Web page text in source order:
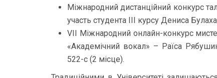
Міжнародний дистанційний конкурс
участь студента ІІІ курсу Дениса
VII Міжнародний онлайн-конкурс
«Академічний вокал» – Раїса
522-с (2 місце).